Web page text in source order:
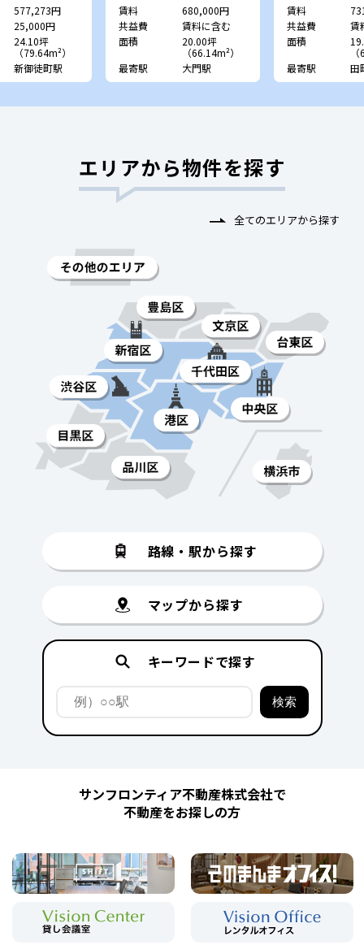
577,273円
25,000円
24.10坪
（79.64m²）
新御徒町駅
賃料
680,000円
共益費
賃料に含む
面積
20.00坪
（66.14m²）
最寄駅
大門駅
賃料
共益費
賃
面積
最寄駅
田
エリアから物件を探す
全てのエリアから探す
路線・駅から探す
マップから探す
キーワードで探す
サンフロンティア不動産株式会社で
不動産をお探しの方